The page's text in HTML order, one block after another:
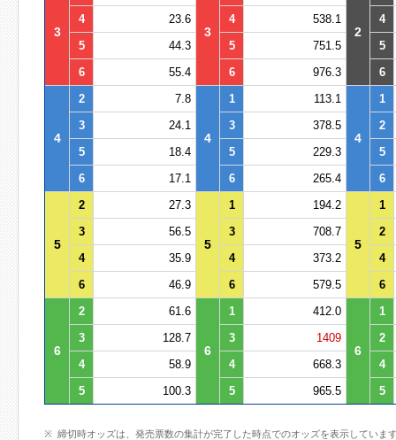
3 3 2
4
23.6 4 538.1
4
5
44.3 5 751.5
5
6
55.4 6 976.3 6
4
2 7.8
4
1 113.1
4
1
3
24.1 3 378.5
2
5
18.4 5 229.3
5
6
17.1 6 265.4 6
5
2 27.3
5
1 194.2
5
1
3
56.5 3 708.7
2
4
35.9 4 373.2
4
6
46.9 6 579.5 6
6
2 61.6
6
1 412.0
6
1
3
128.7 3 1409
2
4
58.9 4 668.3
4
5
100.3 5 965.5 5
締切時オッズは、発売票数の集計が完了した時点でのオッズを表示していま